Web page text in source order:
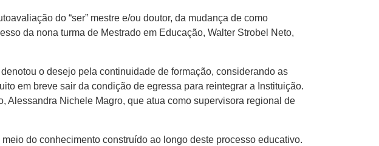
do “ser” mestre e/ou doutor, da mudança de como
da nona turma de Mestrado em Educação, Walter Strobel Neto,
o desejo pela continuidade de formação, considerando as
em breve sair da condição de egressa para reintegrar a Instituição.
Nichele Magro, que atua como supervisora regional de
do conhecimento construído ao longo deste processo educativo.